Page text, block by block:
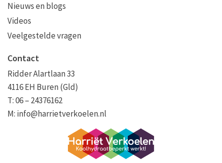
Nieuws en blogs
Videos
Veelgestelde vragen
Contact
Ridder Alartlaan 33
4116 EH Buren (Gld)
T: 06 – 24376162
M: info@harrietverkoelen.nl